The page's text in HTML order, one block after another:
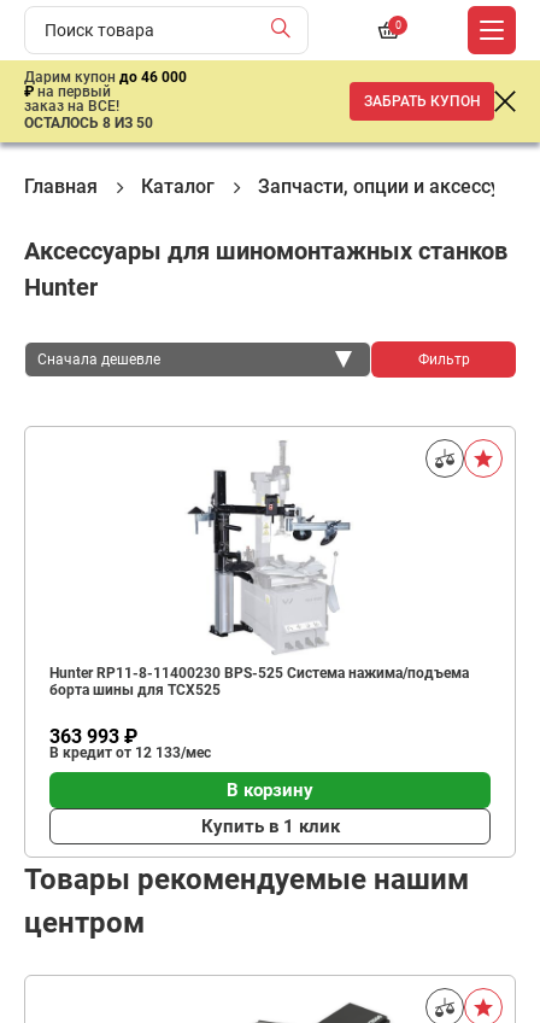
0
Дарим купон до 46 000
₽ на первый
заказ на ВСЕ!
ОСТАЛОСЬ 8 ИЗ 50
ЗАБРАТЬ КУПОН
Главная Каталог Запчасти, опции и
Аксессуары для шиномонтажных станков
Hunter
Сначала дешевле Фильтр
Hunter RP11-8-11400230 BPS-525 Система нажима/подъема
борта шины для TCX525
363 993 ₽
В кредит от 12 133/мес
В корзину
Купить в 1 клик
Товары рекомендуемые нашим
центром